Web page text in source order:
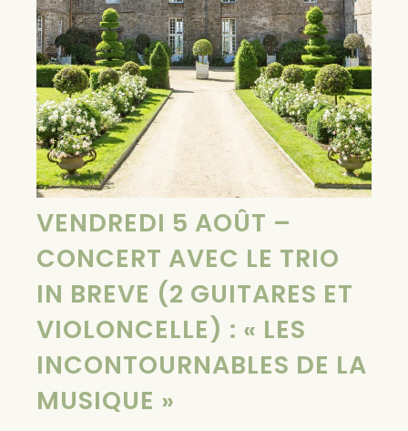
VENDREDI 5 AOÛT –
CONCERT AVEC LE TRIO
IN BREVE (2 GUITARES ET
VIOLONCELLE) : « LES
INCONTOURNABLES DE LA
MUSIQUE »